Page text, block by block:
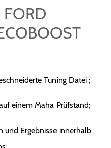
Tuning Datei ;
einem Maha Prüfstand;
und Ergebnisse innerhalb